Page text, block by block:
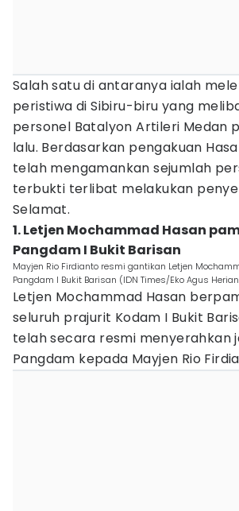
Salah satu di antaranya ialah
peristiwa di Sibiru-biru yang
personel Batalyon Artileri Medan
lalu. Berdasarkan pengakuan
telah mengamankan sejumlah
terbukti terlibat melakukan
Selamat.
1. Letjen Mochammad Hasan
Pangdam I Bukit Barisan
Mayjen Rio Firdianto resmi gantikan Letjen
Pangdam I Bukit Barisan (IDN Times/Eko Agus
Letjen Mochammad Hasan
seluruh prajurit Kodam I Bukit
telah secara resmi menyerahkan
Pangdam kepada Mayjen Rio